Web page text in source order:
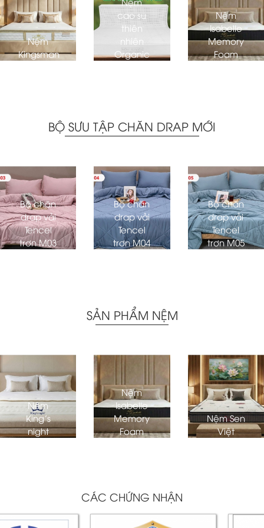
Nệm
Kingsman
cao su
thiên
nhiên
Organic
Nệm
Isabelle
Memory
Foam
BỘ SƯU TẬP CHĂN DRAP MỚI
Bộ chăn
drap vải
Tencel
trơn M03
Bộ chăn
drap vải
Tencel
trơn M04
Bộ chăn
drap vải
Tencel
trơn M05
SẢN PHẨM NỆM
Nệm
King’s
night
Nệm
Isabelle
Memory
Foam
Nệm Sen
Việt
CÁC CHỨNG NHẬN